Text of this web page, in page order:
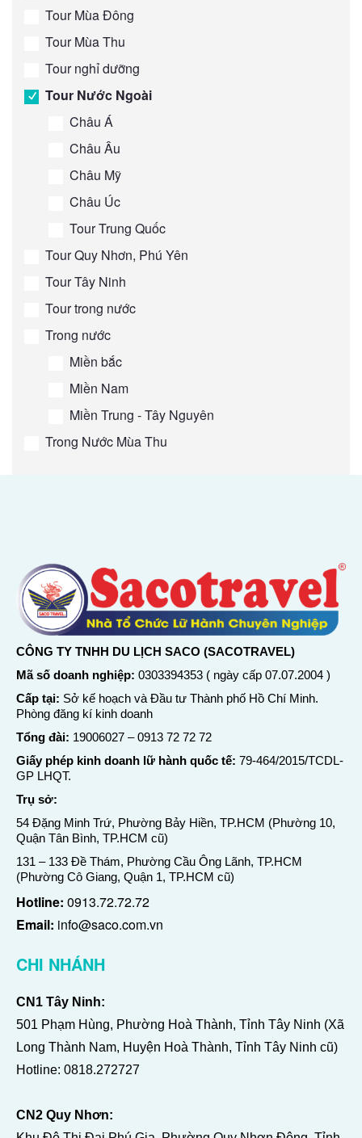
Tour Mùa Đông
Tour Mùa Thu
Tour nghỉ dưỡng
Tour Nước Ngoài
Châu Á
Châu Âu
Châu Mỹ
Châu Úc
Tour Trung Quốc
Tour Quy Nhơn, Phú Yên
Tour Tây Ninh
Tour trong nước
Trong nước
Miền bắc
Miền Nam
Miền Trung - Tây Nguyên
Trong Nước Mùa Thu
CÔNG TY TNHH DU LỊCH SACO (SACOTRAVEL)
Mã số doanh nghiệp: 0303394353 ( ngày cấp 07.07.2004 )
Cấp tại: Sở kế hoạch và Đầu tư Thành phố Hồ Chí Minh.
Phòng đăng kí kinh doanh
Tổng đài: 19006027 –0913 72 72 72
Giấy phép kinh doanh lữ hành quốc tế: 79-464/2015/TCDL-
GP LHQT.
Trụ sở:
54 Đặng Minh Trứ, Phường Bảy Hiền, TP.HCM (Phường 10,
Quận Tân Bình, TP.HCM cũ)
131 – 133 Đề Thám, Phường Cầu Ông Lãnh, TP.HCM
(Phường Cô Giang, Quận 1, TP.HCM cũ)
Hotline: 0913.72.72.72
Email: info@saco.com.vn
CHI NHÁNH
CN1 Tây Ninh:
501 Phạm Hùng, Phường Hoà Thành, Tỉnh Tây Ninh (Xã
Long Thành Nam, Huyện Hoà Thành, Tỉnh Tây Ninh cũ)
Hotline: 0818.272727
CN2 Quy Nhơn: